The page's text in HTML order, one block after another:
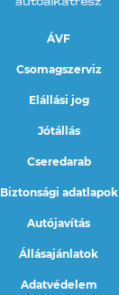
ÁVF
Csomagszerviz
Elállási jog
Jótállás
Cseredarab
Biztonsági adatlapok
Autójavítás
Állásajánlatok
Adatvédelem